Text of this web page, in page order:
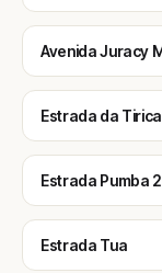
Estrada da Tirica
Estrada Pumba 2
Estrada Tua